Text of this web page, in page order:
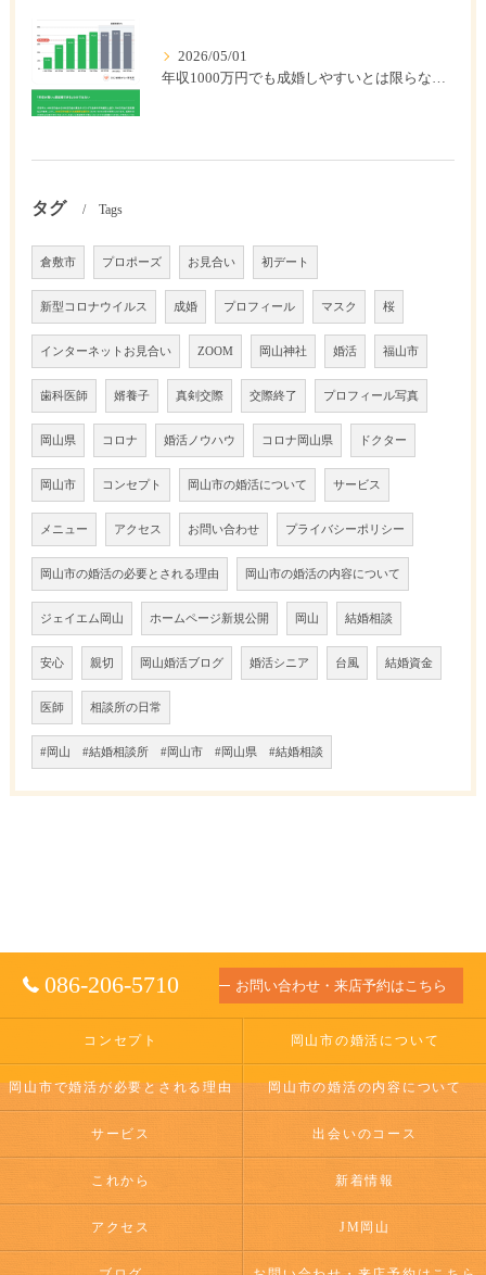
2026/05/01
年収1000万円でも成婚しやすいとは限らない? 「年収帯別の成婚率」のリアル
タグ Tags
倉敷市 プロポーズ お見合い 初デート
新型コロナウイルス 成婚 プロフィール マスク 桜
インターネットお見合い ZOOM 岡山神社 婚活 福山市
歯科医師 婿養子 真剣交際 交際終了 プロフィール写真
岡山県 コロナ 婚活ノウハウ コロナ岡山県 ドクター
岡山市 コンセプト 岡山市の婚活について サービス
メニュー アクセス お問い合わせ プライバシーポリシー
岡山市の婚活の必要とされる理由 岡山市の婚活の内容について
ジェイエム岡山 ホームページ新規公開 岡山 結婚相談
安心 親切 岡山婚活ブログ 婚活シニア 台風 結婚資金
医師 相談所の日常
#岡山 #結婚相談所 #岡山市 #岡山県 #結婚相談
086-206-5710 お問い合わせ・来店予約はこちら
コンセプト 岡山市の婚活について
岡山市で婚活が必要とされる理由 岡山市の婚活の内容について
サービス 出会いのコース
これから 新着情報
アクセス JM岡山